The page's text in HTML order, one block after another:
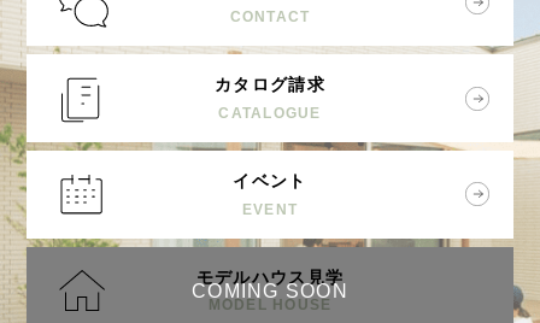
CONTACT
カタログ請求
CATALOGUE
イベント
EVENT
モデルハウス見学
MODEL HOUSE
COMING SOON